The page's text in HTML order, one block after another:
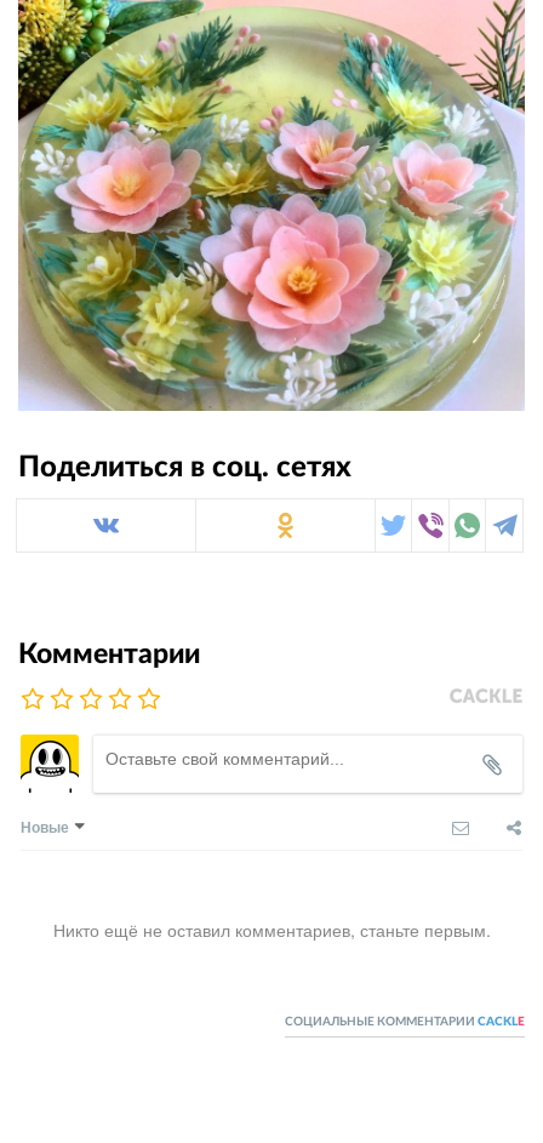
Поделиться в соц. сетях
Комментарии
Новые
Никто ещё не оставил комментариев, станьте первым.
СОЦИАЛЬНЫЕ КОММЕНТАРИИ CACKL E